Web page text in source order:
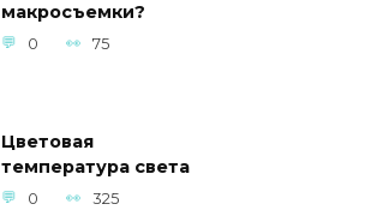
макросъемки?
0 75
Цветовая
температура света
0 325